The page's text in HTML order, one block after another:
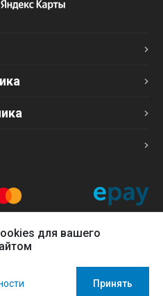
для вашего
чтобы Вы могли
и позволяет намПринять